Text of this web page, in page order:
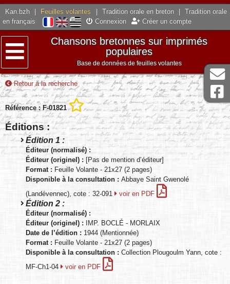
Kan.bzh Feuilles volantes Tradition orale en breton
Tradition orale
en français
Connexion Créer un compte
Menu
Chansons bretonnes sur imprimés
populaires
Base de données de feuilles volantes
Retour à la recherche
Référence : F-01821
Éditions :
Édition 1 :
Éditeur (normalisé) :
Éditeur (originel) : [Pas de mention d’éditeur]
Format : Feuille Volante - 21x27 (2 pages)
Disponible à la consultation : Abbaye Saint Gwenolé
(Landévennec), cote : 32-091
voir en PDF
Édition 2 :
Éditeur (normalisé) :
Éditeur (originel) :
IMP. BOCLÉ - MORLAIX
Date de l’édition : 1944 (Mentionnée)
Format : Feuille Volante - 21x27 (2 pages)
Disponible à la consultation : Collection Plougoulm Yann, cote :
MF-Ch1-04
voir en PDF